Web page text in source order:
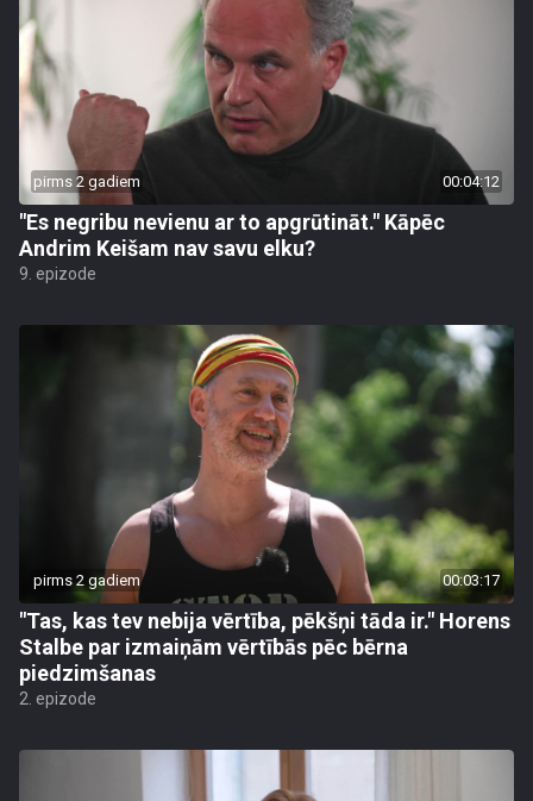
pirms 2 gadiem 00:04:12
"Es negribu nevienu ar to apgrūtināt." Kāpēc
Andrim Keišam nav savu elku?
9. epizode
pirms 2 gadiem 00:03:17
"Tas, kas tev nebija vērtība, pēkšņi tāda ir." Horens
Stalbe par izmaiņām vērtībās pēc bērna
piedzimšanas
2. epizode